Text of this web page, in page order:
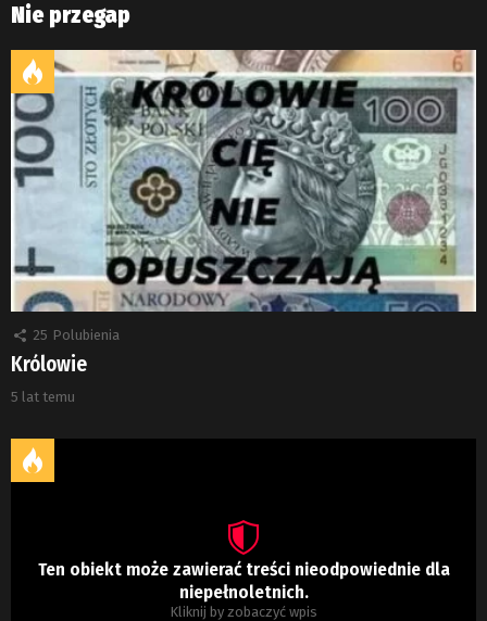
Nie przegap
25 Polubienia
Królowie
5 lat temu
Ten obiekt może zawierać treści nieodpowiednie dla
niepełnoletnich.
Kliknij by zobaczyć wpis